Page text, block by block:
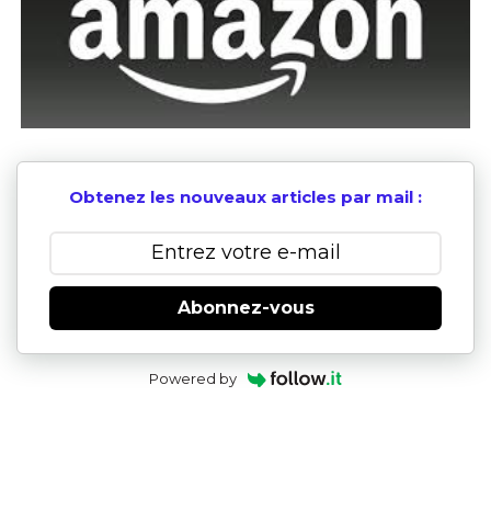
Obtenez les nouveaux articles par mail :
Abonnez-vous
Powered by